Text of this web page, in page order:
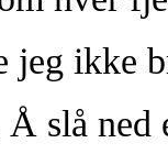
jeg ikke
Å slå